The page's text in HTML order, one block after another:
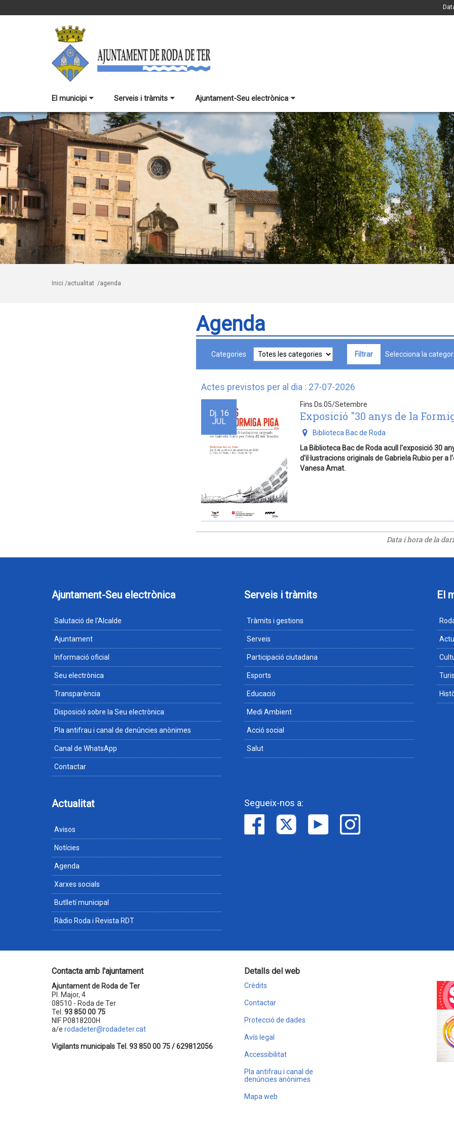
El municipi Serveis i tràmits Ajuntament-Seu electrònica
Inici /actualitat /agenda
Agenda
Categories Selecciona la
Actes previstos per al dia : 27-07-2026
Dj. 16
JUL
Fins Ds.05/Setembre
Exposició "30 anys de la
Biblioteca Bac de Roda
La Biblioteca Bac de Roda acull l'exposició 30
d'il·lustracions originals de Gabriela Rubio per
Vanesa Amat.
Data i hora de la
Ajuntament-Seu electrònica
Salutació de l'Alcalde
Ajuntament
Informació oficial
Seu electrònica
Transparència
Disposició sobre la Seu electrònica
Pla antifrau i canal de denúncies anònimes
Canal de WhatsApp
Contactar
Serveis i tràmits
Tràmits i gestions
Serveis
Participació ciutadana
Esports
Educació
Medi Ambient
Acció social
Salut
El
Actualitat
Avisos
Notícies
Agenda
Xarxes socials
Butlletí municipal
Ràdio Roda i Revista RDT
Segueix-nos a:
Contacta amb l'ajuntament
Ajuntament de Roda de Ter
Pl. Major, 4
08510 - Roda de Ter
Tel. 93 850 00 75
NIF P0818200H
a/e rodadeter@rodadeter.cat
Vigilants municipals Tel. 93 850 00 75 / 629812056
Detalls del web
Crèdits
Contactar
Protecció de dades
Avís legal
Accessibilitat
Pla antifrau i canal de
denúncies anònimes
Mapa web